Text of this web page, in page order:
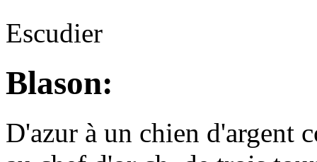
Escudier
Blason:
D'azur à un chien d'argent